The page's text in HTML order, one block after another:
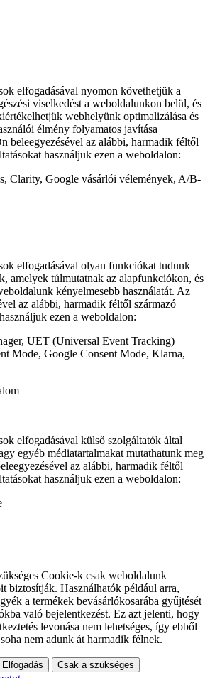
elfogadásával nyomon követhetjük a
viselkedést a weboldalunkon belül, és
webhelyünk optimalizálása és
élmény folyamatos javítása
beleegyezésével az alábbi, harmadik féltől
használjuk ezen a weboldalon:
Clarity, Google vásárlói vélemények, A/B-
elfogadásával olyan funkciókat tudunk
amelyek túlmutatnak az alapfunkciókon, és
kényelmesebb használatát. Az
az alábbi, harmadik féltől származó
ezen a weboldalon:
UET (Universal Event Tracking)
Mode, Google Consent Mode, Klarna,
elfogadásával külső szolgáltatók által
egyéb médiatartalmakat mutathatunk meg
az alábbi, harmadik féltől
használjuk ezen a weboldalon:
Cookie-k csak weboldalunk
biztosítják. Használhatók például arra,
a termékek bevásárlókosarába gyűjtését
való bejelentkezést. Ez azt jelenti, hogy
levonása nem lehetséges, így ebből
nem adunk át harmadik félnek.
Elfogadás Csak a szükséges